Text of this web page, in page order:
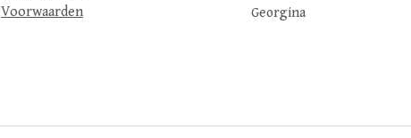
Voorwaarden Georgina